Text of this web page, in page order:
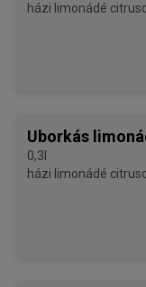
házi limonádé
Uborkás
0,3l
házi limonádé